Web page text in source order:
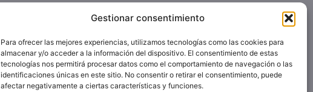
Gestionar consentimiento
Para ofrecer las mejores experiencias, utilizamos tecnologías como las cookies para
almacenar y/o acceder a la información del dispositivo. El consentimiento de estas
tecnologías nos permitirá procesar datos como el comportamiento de navegación o las
identificaciones únicas en este sitio. No consentir o retirar el consentimiento, puede
afectar negativamente a ciertas características y funciones.